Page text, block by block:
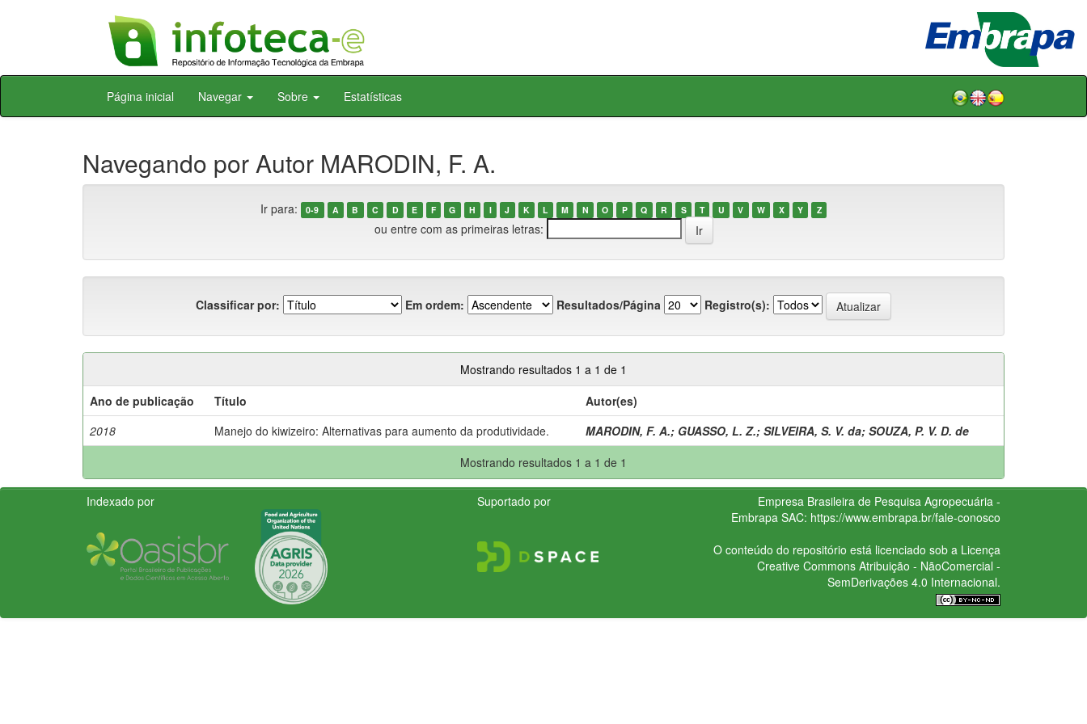
Skip
Página inicial Navegar Sobre Estatísticas
Navegando por Autor MARODIN, F. A.
Ir para: 0-9 A B C D E F G H I J K L M N O P Q R S T U V W X Y Z
ou entre com as primeiras letras:
Classificar por: Em ordem: Resultados/Página Registro(s):
Mostrando resultados 1 a 1 de 1
Ano de publicação
Título
Autor(es)
2018
Manejo do kiwizeiro: Alternativas para aumento da produtividade. MARODIN, F. A.; GUASSO, L. Z.; SILVEIRA, S. V. da; SOUZA, P. V. D. de
Mostrando resultados 1 a 1 de 1
Indexado por Suportado por
Empresa Brasileira de Pesquisa Agropecuária -
Embrapa SAC: https://www.embrapa.br/fale-conosco
O conteúdo do repositório está licenciado sob a Licença
Creative CommonsAtribuição - NãoComercial -
SemDerivações 4.0 Internacional.